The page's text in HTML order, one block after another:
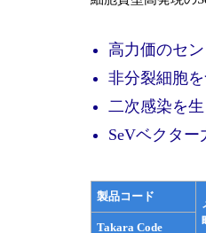
高力価のセ
非分裂細胞
二次感染を
SeVベクタ
製品コード
Takara Code